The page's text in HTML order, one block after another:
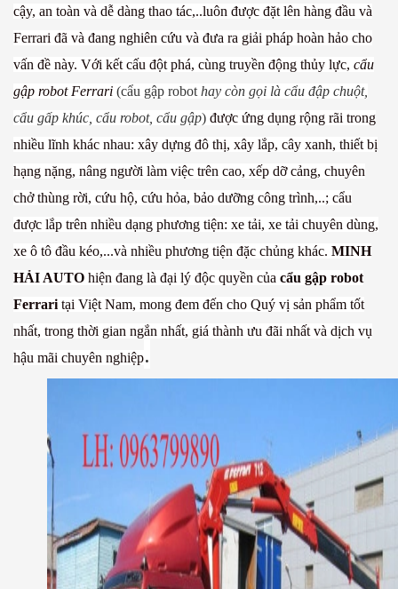
cậy, an toàn và dễ dàng thao tác,..luôn được đặt lên hàng đầu và
Ferrari đã và đang nghiên cứu và đưa ra giải pháp hoàn hảo cho
vấn đề này. Với kết cấu đột phá, cùng truyền động thủy lực, cẩu
gập robot Ferrari (cẩu gập robot hay còn gọi là cẩu đập chuột,
cẩu gấp khúc, cẩu robot, cẩu gập) được ứng dụng rộng rãi trong
nhiều lĩnh khác nhau: xây dựng đô thị, xây lắp, cây xanh, thiết bị
hạng nặng, nâng người làm việc trên cao, xếp dỡ cảng, chuyên
chở thùng rời, cứu hộ, cứu hỏa, bảo dưỡng công trình,..; cẩu
được lắp trên nhiều dạng phương tiện: xe tải, xe tải chuyên dùng,
xe ô tô đầu kéo,...và nhiều phương tiện đặc chủng khác. MINH
HẢI AUTO hiện đang là đại lý độc quyền của cẩu gập robot
Ferrari tại Việt Nam, mong đem đến cho Quý vị sản phẩm tốt
nhất, trong thời gian ngắn nhất, giá thành ưu đãi nhất và dịch vụ
hậu mãi chuyên nghiệp.